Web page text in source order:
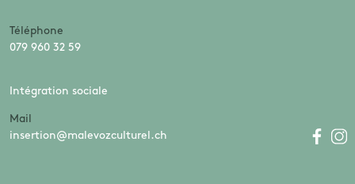
Téléphone
079 960 32 59
Intégration sociale
Mail
insertion@malevozculturel.ch